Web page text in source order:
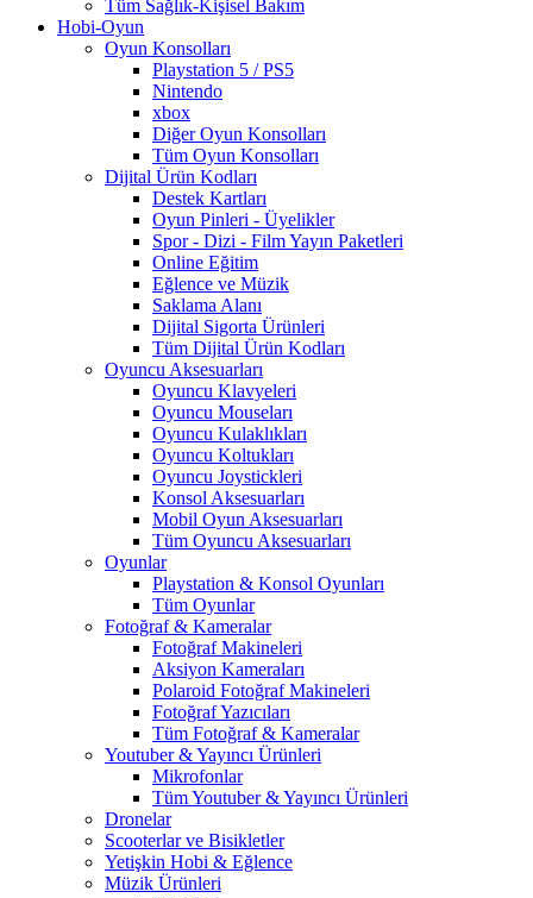
Tüm Sağlık-Kişisel Bakım
Hobi-Oyun
Oyun Konsolları
Playstation 5 / PS5
Nintendo
xbox
Diğer Oyun Konsolları
Tüm Oyun Konsolları
Dijital Ürün Kodları
Destek Kartları
Oyun Pinleri - Üyelikler
Spor - Dizi - Film Yayın Paketleri
Online Eğitim
Eğlence ve Müzik
Saklama Alanı
Dijital Sigorta Ürünleri
Tüm Dijital Ürün Kodları
Oyuncu Aksesuarları
Oyuncu Klavyeleri
Oyuncu Mouseları
Oyuncu Kulaklıkları
Oyuncu Koltukları
Oyuncu Joystickleri
Konsol Aksesuarları
Mobil Oyun Aksesuarları
Tüm Oyuncu Aksesuarları
Oyunlar
Playstation & Konsol Oyunları
Tüm Oyunlar
Fotoğraf & Kameralar
Fotoğraf Makineleri
Aksiyon Kameraları
Polaroid Fotoğraf Makineleri
Fotoğraf Yazıcıları
Tüm Fotoğraf & Kameralar
Youtuber & Yayıncı Ürünleri
Mikrofonlar
Tüm Youtuber & Yayıncı Ürünleri
Dronelar
Scooterlar ve Bisikletler
Yetişkin Hobi & Eğlence
Müzik Ürünleri